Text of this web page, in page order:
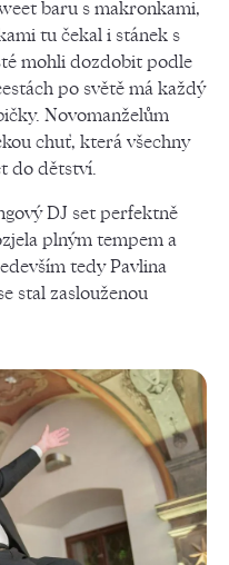
baru s makronkami,
tu čekal i stánek s
mohli dozdobit podle
po světě má každý
Novomanželům
chuť, která všechny
do dětství.
DJ set perfektně
plným tempem a
tedy Pavlina
stal zaslouženou